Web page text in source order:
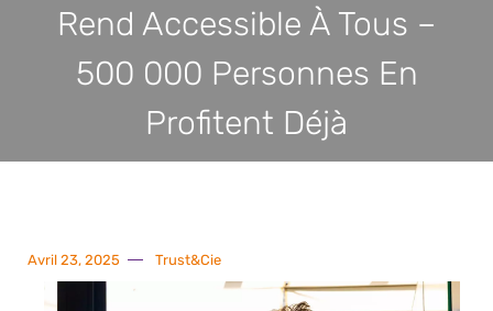
Rend Accessible À Tous –
500 000 Personnes En
Profitent Déjà
Avril 23, 2025 Trust&Cie